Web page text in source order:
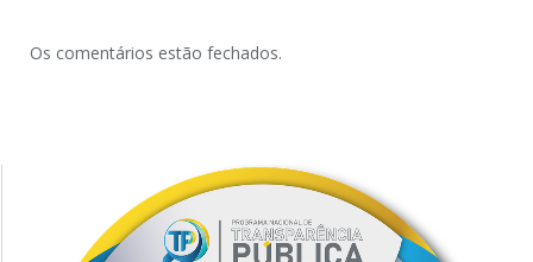
Os comentários estão fechados.